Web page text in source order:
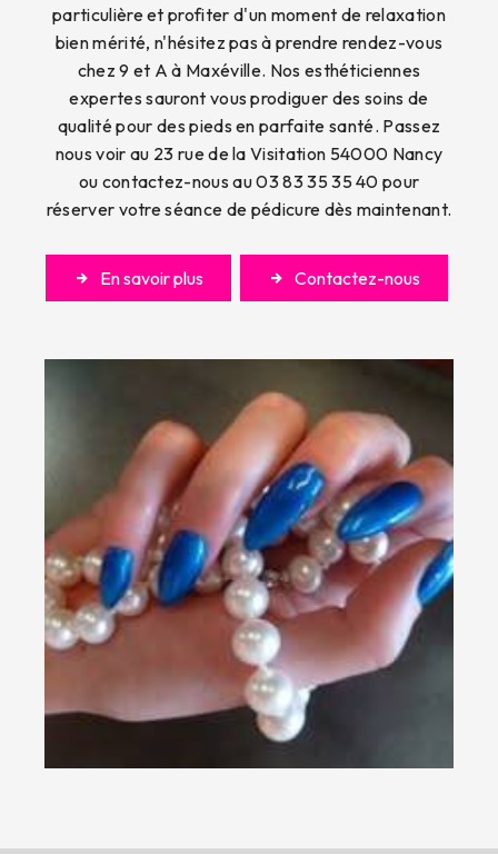
particulière et profiter d'un moment de relaxation
bien mérité, n'hésitez pas à prendre rendez-vous
chez 9 et A à Maxéville. Nos esthéticiennes
expertes sauront vous prodiguer des soins de
qualité pour des pieds en parfaite santé. Passez
nous voir au 23 rue de la Visitation 54000 Nancy
ou contactez-nous au 03 83 35 35 40 pour
réserver votre séance de pédicure dès maintenant.
En savoir plus Contactez-nous